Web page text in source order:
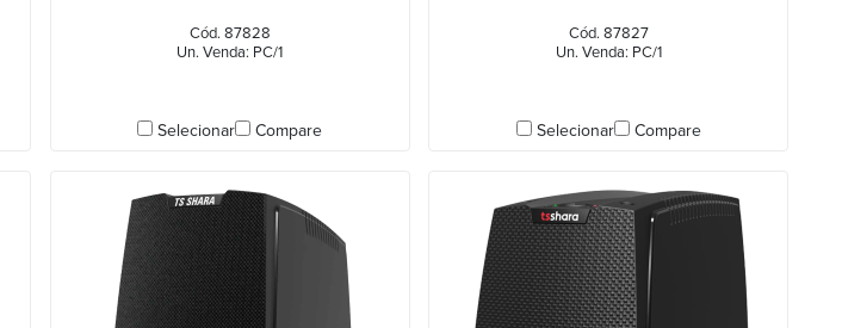
Cód. 87828
Un. Venda: PC/1
Selecionar Compare
Cód. 87827
Un. Venda: PC/1
Selecionar Compare